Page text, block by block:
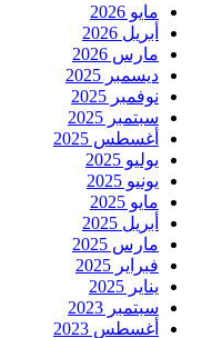
مايو 2026
أبريل 2026
مارس 2026
ديسمبر 2025
نوفمبر 2025
سبتمبر 2025
أغسطس 2025
يوليو 2025
يونيو 2025
مايو 2025
أبريل 2025
مارس 2025
فبراير 2025
يناير 2025
سبتمبر 2023
أغسطس 2023